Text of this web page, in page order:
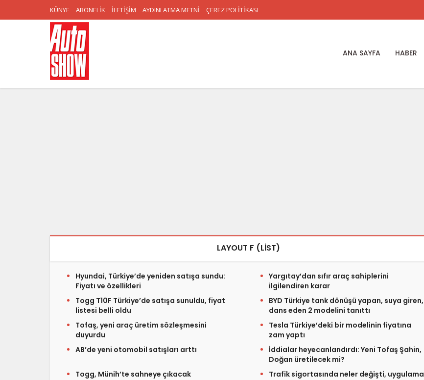
KÜNYE ABONELİK İLETİŞİM AYDINLATMA METNİ ÇEREZ POLİTİKASI
ANA SAYFA HABER
LAYOUT F (LIST)
Hyundai, Türkiye’de yeniden satışa sundu:
Fiyatı ve özellikleri
Yargıtay’dan sıfır araç sahiplerini
ilgilendiren karar
Togg T10F Türkiye’de satışa sunuldu, fiyat
listesi belli oldu
BYD Türkiye tank dönüşü yapan, suya giren,
dans eden 2 modelini tanıttı
Tofaş, yeni araç üretim sözleşmesini
duyurdu
Tesla Türkiye’deki bir modelinin fiyatına
zam yaptı
AB’de yeni otomobil satışları arttı
İddialar heyecanlandırdı: Yeni Tofaş Şahin,
Doğan üretilecek mi?
Togg, Münih’te sahneye çıkacak
Trafik sigortasında neler değişti, uygulama